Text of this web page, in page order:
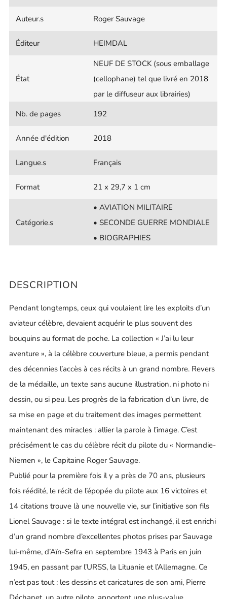
Auteur.s Roger Sauvage
Éditeur HEIMDAL
État
NEUF DE STOCK (sous emballage
(cellophane) tel que livré en 2018
par le diffuseur aux librairies)
Nb. de pages
192
Année d'édition 2018
Langue.s Français
Format 21 x 29,7 x 1 cm
Catégorie.s
• AVIATION MILITAIRE
• SECONDE GUERRE MONDIALE
• BIOGRAPHIES
DESCRIPTION
Pendant longtemps, ceux qui voulaient lire les exploits d’un
aviateur célèbre, devaient acquérir le plus souvent des
bouquins au format de poche. La collection « J’ai lu leur
aventure », à la célèbre couverture bleue, a permis pendant
des décennies l’accès à ces récits à un grand nombre. Revers
de la médaille, un texte sans aucune illustration, ni photo ni
dessin, ou si peu. Les progrès de la fabrication d’un livre, de
sa mise en page et du traitement des images permettent
maintenant des miracles : allier la parole à l’image. C’est
précisément le cas du célèbre récit du pilote du « Normandie-
Niemen », le Capitaine Roger Sauvage.
Publié pour la première fois il y a près de 70 ans, plusieurs
fois réédité, le récit de l’épopée du pilote aux 16 victoires et
14 citations trouve là une nouvelle vie, sur l’initiative son fils
Lionel Sauvage : si le texte intégral est inchangé, il est enrichi
d’un grand nombre d’excellentes photos prises par Sauvage
lui-même, d’Aïn-Sefra en septembre 1943 à Paris en juin
1945, en passant par l’URSS, la Lituanie et l’Allemagne. Ce
n’est pas tout : les dessins et caricatures de son ami, Pierre